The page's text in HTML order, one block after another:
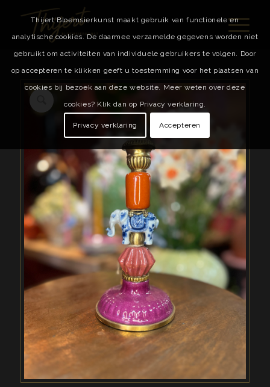
Thijert Bloemsierkunst maakt gebruik van functionele en
analytische cookies. De daarmee verzamelde gegevens worden niet
gebruikt om activiteiten van individuele gebruikers te volgen. Door
op accepteren te klikken geeft u toestemming voor het plaatsen van
cookies bij bezoek aan deze website. Meer weten over deze
cookies? Klik dan op Privacy verklaring.
Privacy verklaring Accepteren